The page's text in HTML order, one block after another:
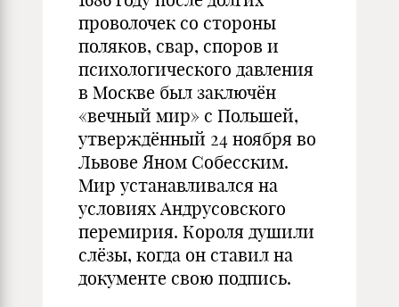
проволочек со стороны
поляков, свар, споров и
психологического давления
в Москве был заключён
«вечный мир» с Польшей,
утверждённый 24 ноября во
Львове Яном Собесским.
Мир устанавливался на
условиях Андрусовского
перемирия. Короля душили
слёзы, когда он ставил на
документе свою подпись.